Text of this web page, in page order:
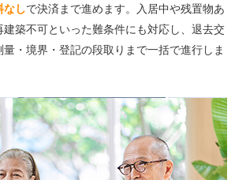
なしで決済まで進めます。入居中や残置物あ
建築不可といった難条件にも対応し、退去交
・境界・登記の段取りまで一括で進行しま